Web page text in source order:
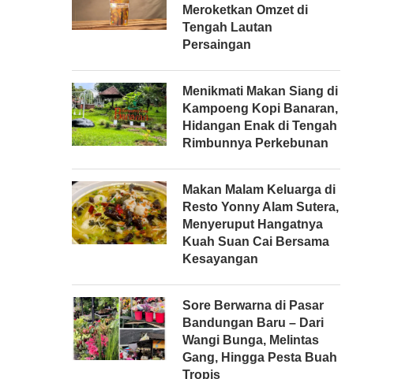
Meroketkan Omzet di
Tengah Lautan
Persaingan
Menikmati Makan Siang di
Kampoeng Kopi Banaran,
Hidangan Enak di Tengah
Rimbunnya Perkebunan
Makan Malam Keluarga di
Resto Yonny Alam Sutera,
Menyeruput Hangatnya
Kuah Suan Cai Bersama
Kesayangan
Sore Berwarna di Pasar
Bandungan Baru – Dari
Wangi Bunga, Melintas
Gang, Hingga Pesta Buah
Tropis